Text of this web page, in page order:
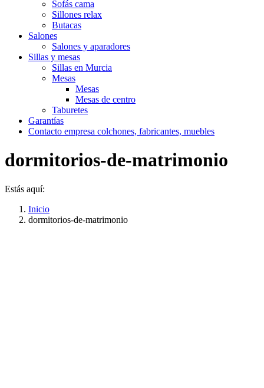
Sofás cama
Sillones relax
Butacas
Salones
Salones y aparadores
Sillas y mesas
Sillas en Murcia
Mesas
Mesas
Mesas de centro
Taburetes
Garantías
Contacto empresa colchones, fabricantes, muebles
dormitorios-de-matrimonio
Estás aquí:
Inicio
dormitorios-de-matrimonio